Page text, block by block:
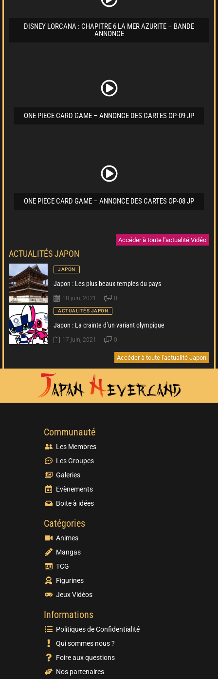
DISNEY LORCANA : CHAPITRE 6 LA MER AZURITE – BANDE
ANNONCE
ONE PIECE CARD GAME – ANNONCE DES CARTES OP-09 JP
ONE PIECE CARD GAME – ANNONCE DES CARTES OP-08 JP
Accéder à toute l'actualité Vidéo
ACTUALITÉS JAPON
JAPON
Japon : Les plus beaux temples du pays
18 juin, 2021 0
ACTUALITÉS JAPON
Japon : La crainte d’un variant olympique
17 juin, 2021 0
Accéder à toute l'actualité Japon
Communauté
Les Membres
Les Groupes
Galeries
Evènements
Boite à idées
Catégories
Animes
Mangas
TCG
Figurines
Jeux Vidéos
Informations
Politiques de Confidentialité
Qui sommes nous ?
Foire aux questions
Nos partenaires